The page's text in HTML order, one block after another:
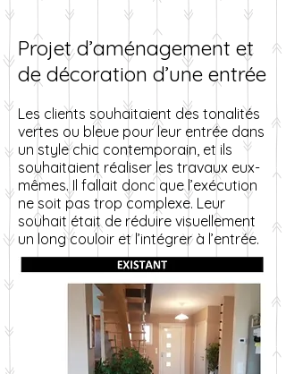
Projet d’aménagement et
de décoration d’une entrée
Les clients souhaitaient des tonalités
vertes ou bleue pour leur entrée dans
un style chic contemporain, et ils
souhaitaient réaliser les travaux eux-
mêmes. Il fallait donc que l’exécution
ne soit pas trop complexe. Leur
souhait était de réduire visuellement
un long couloir et l’intégrer à l’entrée.